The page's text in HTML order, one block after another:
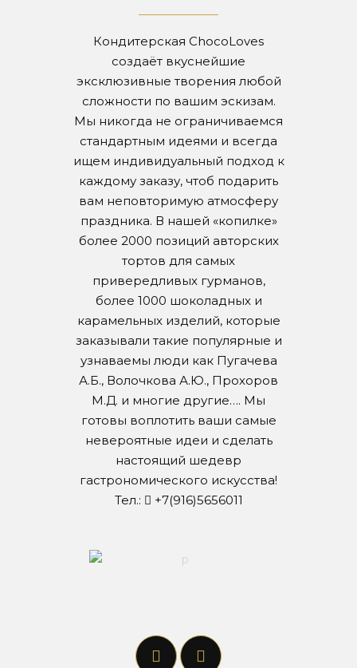
Кондитерская ChocoLoves
создаёт вкуснейшие
эксклюзивные творения любой
сложности по вашим эскизам.
Мы никогда не ограничиваемся
стандартным идеями и всегда
ищем индивидуальный подход к
каждому заказу, чтоб подарить
вам неповторимую атмосферу
праздника. В нашей «копилке»
более 2000 позиций авторских
тортов для самых
привередливых гурманов,
более 1000 шоколадных и
карамельных изделий, которые
заказывали такие популярные и
узнаваемы люди как Пугачева
А.Б., Волочкова А.Ю., Прохоров
М.Д. и многие другие…. Мы
готовы воплотить ваши самые
невероятные идеи и сделать
настоящий шедевр
гастрономического искусства!
Тел.:
+7(916)5656011